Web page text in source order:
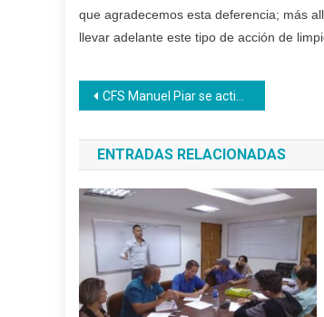
que agradecemos esta deferencia; más
llevar adelante este tipo de acción de
Navegación
de
entradas
CFS Manuel Piar se activa con la producción de uniformes escolares
ENTRADAS RELACIONADAS